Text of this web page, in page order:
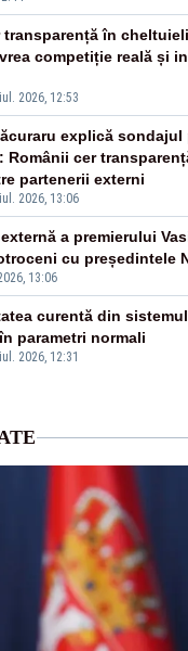
2026, 12:53
transparență în
competiție reală și
2026, 13:06
explică
Românii cer
partenerii externi
13:06
a premierului
cu președintele
2026, 12:31
curentă din
parametri normali